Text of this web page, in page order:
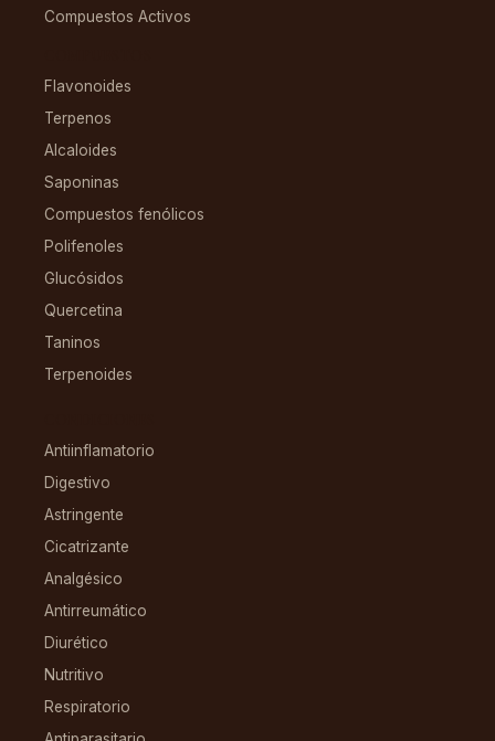
Compuestos Activos
Flavonoides
Terpenos
Alcaloides
Saponinas
Compuestos fenólicos
Polifenoles
Glucósidos
Quercetina
Taninos
Terpenoides
Antiinflamatorio
Digestivo
Astringente
Cicatrizante
Analgésico
Antirreumático
Diurético
Nutritivo
Respiratorio